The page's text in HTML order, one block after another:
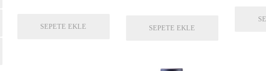
SEPETE EKLE SEPETE EKLE